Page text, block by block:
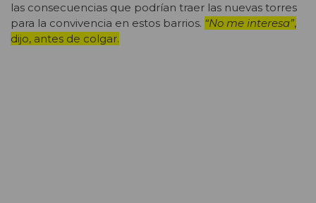
las consecuencias que podrían traer las nuevas torres
para la convivencia en estos barrios. “No me interesa”,
dijo, antes de colgar.